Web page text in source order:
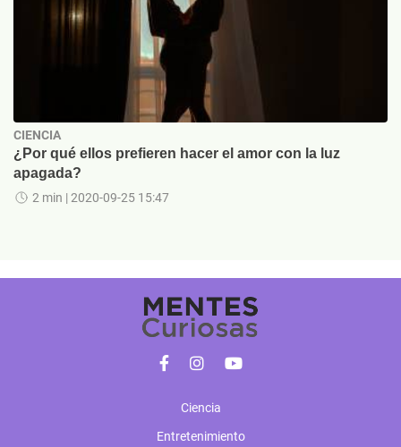
CIENCIA
¿Por qué ellos prefieren hacer el amor con la luz
apagada?
2 min | 2020-09-25 15:47
Ciencia
Entretenimiento